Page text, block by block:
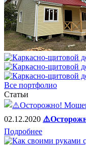
Все портфолио
Статьи
02.12.2020
Подробнее